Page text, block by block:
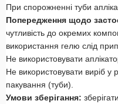
При спорожненні туби
Попередження щодо
чутливість до окремих
використання гелю слід
Не використовувати
Не використовувати виріб
пакування (туби).
Умови зберігання: